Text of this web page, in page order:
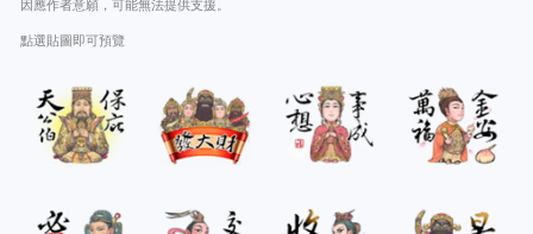
因應作者意願，可能無法提供支援。
點選貼圖即可預覽